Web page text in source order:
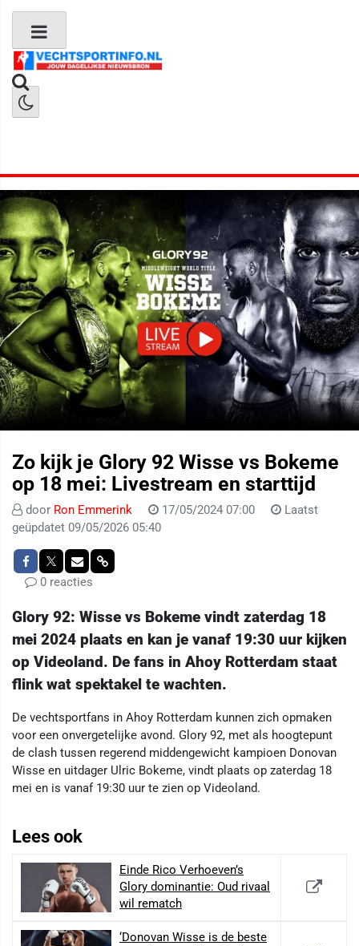
Zo kijk je Glory 92 Wisse vs Bokeme
op 18 mei: Livestream en starttijd
door Ron Emmerink 17/05/2024 07:00
Laatst
geüpdatet 09/05/2026 05:40
0 reacties
Glory 92: Wisse vs Bokeme vindt zaterdag 18
mei 2024 plaats en kan je vanaf 19:30 uur kijken
op Videoland. De fans in Ahoy Rotterdam staat
flink wat spektakel te wachten.
De vechtsportfans in Ahoy Rotterdam kunnen zich opmaken
voor een onvergetelijke avond. Glory 92, met als hoogtepunt
de clash tussen regerend middengewicht kampioen Donovan
Wisse en uitdager Ulric Bokeme, vindt plaats op zaterdag 18
mei en is vanaf 19:30 uur te zien op Videoland.
Lees ook
Einde Rico Verhoeven’s
Glory dominantie: Oud rivaal
wil rematch
‘Donovan Wisse is de beste